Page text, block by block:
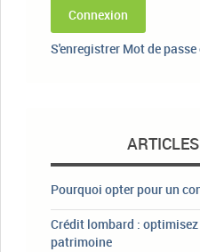
Connexion
S'enregistrer Mot de
Pourquoi opter pour un
Crédit lombard :
patrimoine